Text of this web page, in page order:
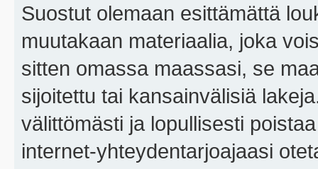
Suostut olemaan esittämättä
muutakaan materiaalia, joka
sitten omassa maassasi, se
sijoitettu tai kansainvälisiä
välittömästi ja lopullisesti
internet-yhteydentarjoajaasi